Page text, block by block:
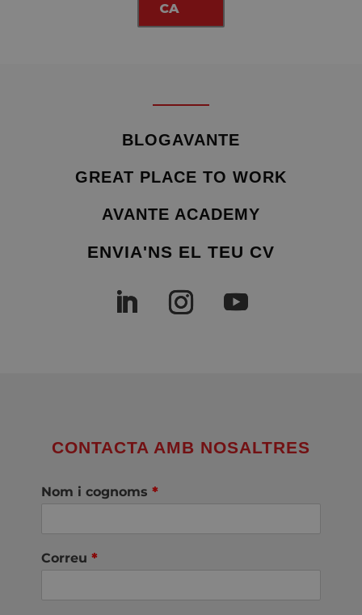
CA
BLOGAVANTE
GREAT PLACE TO WORK
AVANTE ACADEMY
ENVIA'NS EL TEU CV
CONTACTA AMB NOSALTRES
Nom i cognoms *
Correu *